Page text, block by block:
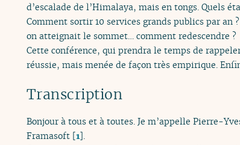
d’escalade de l’Himalaya, mais en tongs. Quels
Comment sortir 10 services grands publics par an
on atteignait le sommet… comment redescendre ?
Cette conférence, qui prendra le temps de
réussie, mais menée de façon très empirique.
Transcription
Bonjour à tous et à toutes. Je m’appelle Pierre-
Framasoft [1]